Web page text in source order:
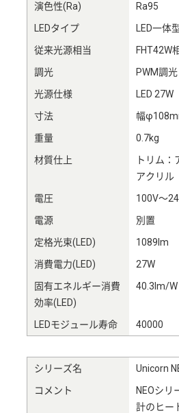
演色性(Ra)
Ra95
LEDタイプ
LED一体
従来光源相当
FHT42W
調光
PWM調光
光源仕様
LED 27W
寸法
幅
重量
0.7kg
材質仕上
トリム
アクリル
電圧
100V～
電源
別置
定格光束(LED)
1089lm
消費電力(LED)
27W
固有エネルギー消費
効率(LED)
40.3lm/W
LEDモジュール寿命 40000
シリーズ名
Unicorn
コメント
NEOシ
計のヒー